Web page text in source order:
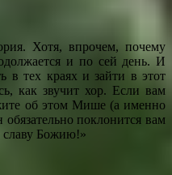
Хотя, впрочем, почему
и по сей день. И
в тех краях и зайти в этот
как звучит хор. Если вам
об этом Мише (а именно
обязательно поклонится вам
славу Божию!»